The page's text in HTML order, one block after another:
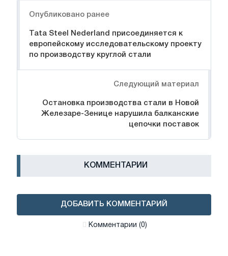
Опубликовано ранее
Tata Steel Nederland присоединяется к
европейскому исследовательскому проекту
по производству круглой стали
Следующий материал
Остановка производства стали в Новой
Железаре-Зенице нарушила балканские
цепочки поставок
КОММЕНТАРИИ
ДОБАВИТЬ КОММЕНТАРИЙ
Комментарии (0)